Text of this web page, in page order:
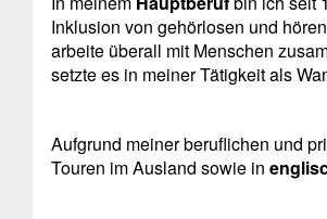
Inklusion von gehörlosen und
arbeite überall mit Menschen
setzte es in meiner Tätigkeit als
Aufgrund meiner beruflichen und
Touren im Ausland sowie in